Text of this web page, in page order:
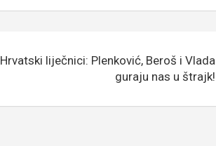
Hrvatski liječnici: Plenković, Beroš i Vlada
guraju nas u štrajk!